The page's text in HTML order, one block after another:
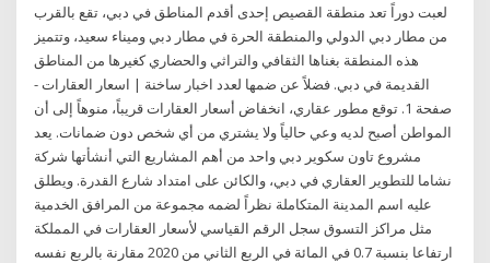
لعبت دوراً تعد منطقة القصيص إحدى أقدم المناطق في دبي، تقع بالقرب
من مطار دبي الدولي والمنطقة الحرة في مطار دبي وميناء سعيد، وتتميز
هذه المنطقة بغناها الثقافي والتراثي والحضاري كغيرها من المناطق
القديمة في دبي. فضلاً عن ضمها لعدد اخبار ساخنة | اسعار العقارات -
صفحة 1. توقع مطور عقاري، انخفاض أسعار العقارات قريباً، منوهاً إلى أن
المواطن أصبح لديه وعي حالياً ولا يشتري من أي شخص دون ضمانات. يعد
مشروع تاون سكوير دبي واحد من أهم المشاريع التي أنشأتها شركة
نشاما للتطوير العقاري في دبي، والكائن على امتداد شارع القدرة. ويطلق
عليه اسم المدينة المتكاملة نظراً لضمه مجموعة من المرافق الخدمية
مثل مراكز التسوق سجل الرقم القياسي لأسعار العقارات في المملكة
ارتفاعا بنسبة 0.7 في المائة في الربع الثاني من 2020 مقارنة بالربع نفسه